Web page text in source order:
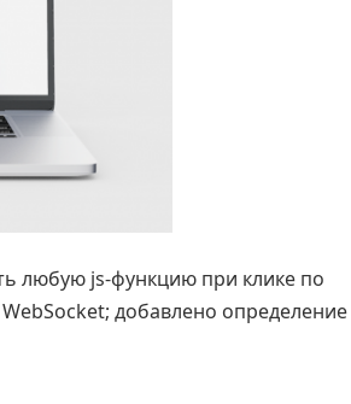
любую js-функцию при клике по
добавлено определение